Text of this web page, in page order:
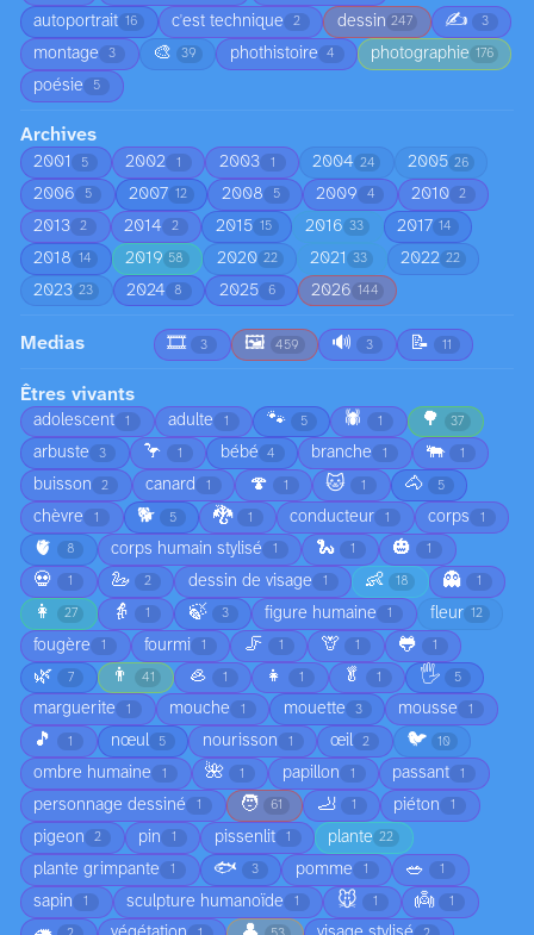
autoportrait 16 c'est technique 2 dessin 247 ✍️ 3
montage 3 🎨 39 phothistoire 4 photographie 176
poésie 5
Archives
2001 5 2002 1 2003 1 2004 24 2005 26
2006 5 2007 12 2008 5 2009 4 2010 2
2013 2 2014 2 2015 15 2016 33 2017 14
2018 14 2019 58 2020 22 2021 33 2022 22
2023 23 2024 8 2025 6 2026 144
Medias 🎞️ 3 🖼️ 459 🔊 3 📝 11
Êtres vivants
adolescent 1 adulte 1 🐾 5 🕷️ 1 🌳 37
arbuste 3 🦩 1 bébé 4 branche 1 🐃 1
buisson 2 canard 1 🍄 1 🐱 1 🐴 5
chèvre 1 🐕 5 🐉 1 conducteur 1 corps 1
🫀 8 corps humain stylisé 1 🐍 1 🎃 1
💀 1 🦢 2 dessin de visage 1 👶 18 👻 1
👩 27 👵 1 🍃 3 figure humaine 1 fleur 12
fougère 1 fourmi 1 🦵 1 🦒 1 🐸 1
🌿 7 👨 41 🦪 1 👧 1 🥬 1 🖐️ 5
marguerite 1 mouche 1 mouette 3 mousse 1
🎵 1 nœul 5 nourisson 1 œil 2 🐦 10
ombre humaine 1 🌺 1 papillon 1 passant 1
personnage dessiné 1 🧑 61 🦶 1 piéton 1
pigeon 2 pin 1 pissenlit 1 plante 22
plante grimpante 1 🐟 3 pomme 1 🥗 1
sapin 1 sculpture humanoïde 1 🐭 1 👼 1